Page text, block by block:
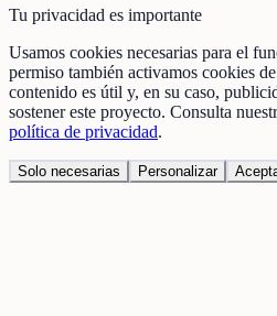
Tu privacidad es importante
Usamos cookies necesarias para el
permiso también activamos cookies
contenido es útil y, en su caso,
sostener este proyecto. Consulta
política de privacidad.
Solo necesarias Personalizar